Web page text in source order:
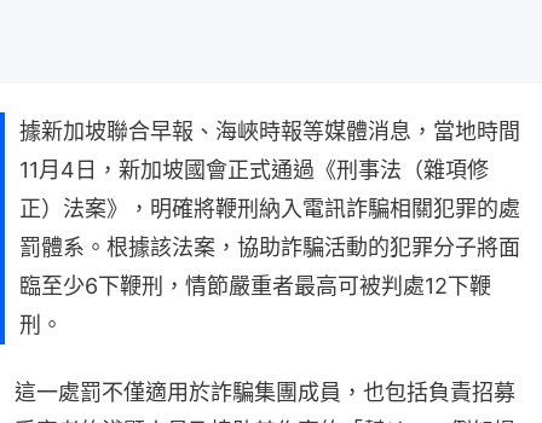
據新加坡聯合早報、海峽時報等媒體消息，當地時間
11月4日，新加坡國會正式通過《刑事法（雜項修
正）法案》，明確將鞭刑納入電訊詐騙相關犯罪的處
罰體系。根據該法案，協助詐騙活動的犯罪分子將面
臨至少6下鞭刑，情節嚴重者最高可被判處12下鞭
刑。
這一處罰不僅適用於詐騙集團成員，也包括負責招募